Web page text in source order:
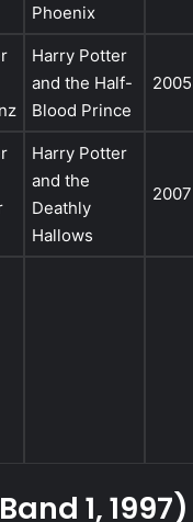
Phoenix
Harry Potter
and the Half-
Blood Prince
2005
Harry Potter
and the
Deathly
Hallows
2007
1, 1997)